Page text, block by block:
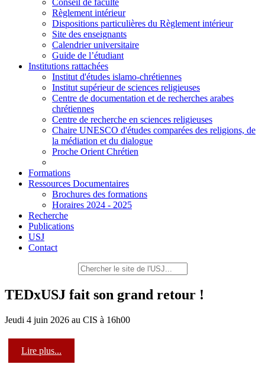
Conseil de faculté
Règlement intérieur
Dispositions particulières du Règlement intérieur
Site des enseignants
Calendrier universitaire
Guide de l’étudiant
Institutions rattachées
Institut d'études islamo-chrétiennes
Institut supérieur de sciences religieuses
Centre de documentation et de recherches arabes
chrétiennes
Centre de recherche en sciences religieuses
Chaire UNESCO d'études comparées des religions, de
la médiation et du dialogue
Proche Orient Chrétien
Formations
Ressources Documentaires
Brochures des formations
Horaires 2024 - 2025
Recherche
Publications
USJ
Contact
TEDxUSJ fait son grand retour !
Jeudi 4 juin 2026 au CIS à 16h00
Lire plus...